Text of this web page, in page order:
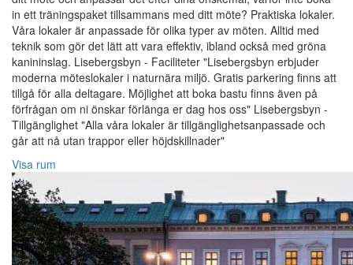
in ett träningspaket tillsammans med ditt möte? Praktiska lokaler.
Våra lokaler är anpassade för olika typer av möten. Alltid med
teknik som gör det lätt att vara effektiv, ibland också med gröna
kanininslag. Lisebergsbyn - Faciliteter "Lisebergsbyn erbjuder
moderna möteslokaler i naturnära miljö. Gratis parkering finns att
tillgå för alla deltagare. Möjlighet att boka bastu finns även på
förfrågan om ni önskar förlänga er dag hos oss" Lisebergsbyn -
Tillgänglighet "Alla våra lokaler är tillgänglighetsanpassade och
går att nå utan trappor eller höjdskillnader"
Visa rum